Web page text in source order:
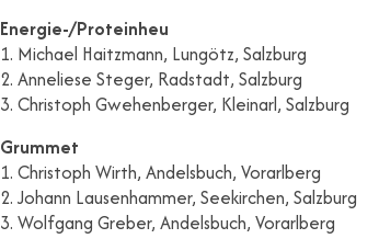
Energie-/Proteinheu
1. Michael Haitzmann, Lungötz, Salzburg
2. Anneliese Steger, Radstadt, Salzburg
3. Christoph Gwehenberger, Kleinarl, Salzburg
Grummet
1. Christoph Wirth, Andelsbuch, Vorarlberg
2. Johann Lausenhammer, Seekirchen, Salzburg
3. Wolfgang Greber, Andelsbuch, Vorarlberg